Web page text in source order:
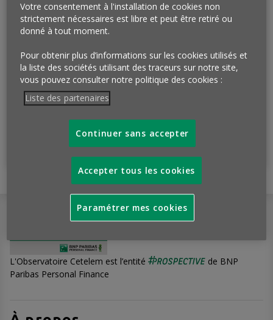
La newsletter des micro-faits
de l’Œil, c'est tous les lundis et
c'est gratuit !
Je m'abonne
L'Observatoire Cetelem est l’entité
de BNP
Paribas Personal Finance
Votre consentement à l'installation de cookies non
strictement nécessaires est libre et peut être retiré ou
donné à tout moment.
Pour obtenir plus d’informations sur les cookies utilisés et
la liste des sociétés utilisant des traceurs sur notre site,
vous pouvez consulter notre politique des cookies :
Liste des partenaires
Continuer sans accepter
Accepter tous les cookies
Paramétrer mes cookies